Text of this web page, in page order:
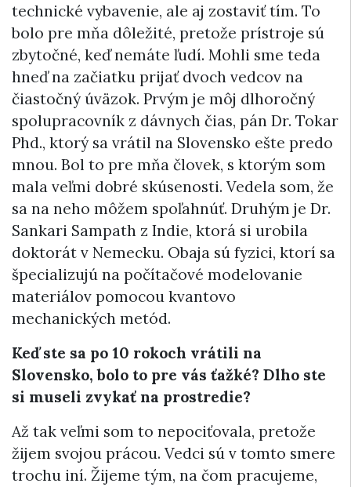
technické vybavenie, ale aj zostaviť tím. To
bolo pre mňa dôležité, pretože prístroje sú
zbytočné, keď nemáte ľudí. Mohli sme teda
hneď na začiatku prijať dvoch vedcov na
čiastočný úväzok. Prvým je môj dlhoročný
spolupracovník z dávnych čias, pán Dr. Tokar
Phd., ktorý sa vrátil na Slovensko ešte predo
mnou. Bol to pre mňa človek, s ktorým som
mala veľmi dobré skúsenosti. Vedela som, že
sa na neho môžem spoľahnúť. Druhým je Dr.
Sankari Sampath z Indie, ktorá si urobila
doktorát v Nemecku. Obaja sú fyzici, ktorí sa
špecializujú na počítačové modelovanie
materiálov pomocou kvantovo
mechanických metód.
Keď ste sa po 10 rokoch vrátili na
Slovensko, bolo to pre vás ťažké? Dlho ste
si museli zvykať na prostredie?
Až tak veľmi som to nepociťovala, pretože
žijem svojou prácou. Vedci sú v tomto smere
trochu iní. Žijeme tým, na čom pracujeme,